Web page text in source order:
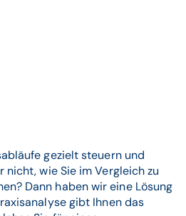
gezielt steuern und
wie Sie im Vergleich zu
Dann haben wir eine Lösung
gibt Ihnen das